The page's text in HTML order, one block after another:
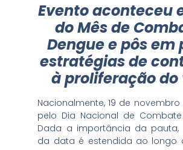
Evento aconteceu
do Mês de
Dengue e pôs em
estratégias de
à proliferação do
Nacionalmente, 19 de
pelo Dia Nacional de
Dada a importância da pauta,
da data é estendida ao longo